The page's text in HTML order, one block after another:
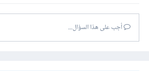
أجب على هذا السؤال...